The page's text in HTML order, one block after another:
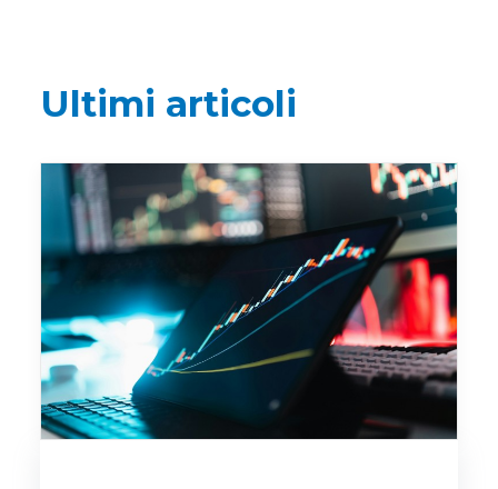
Ultimi articoli